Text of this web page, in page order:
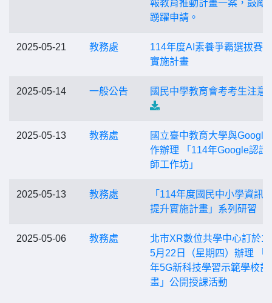
報教育推動計畫一案，鼓勵
踴躍申請。
2025-05-21 教務處
114年度AI素養爭霸選拔賽
實施計畫
2025-05-14 一般公告 國民中學教育會考考生注意
2025-05-13 教務處
國立臺中教育大學與Google
作辦理 「114年Google認證
師工作坊」
2025-05-13 教務處
「114年度國民中小學資訊
提升實施計畫」系列研習
2025-05-06 教務處
北市XR數位共學中心訂於
5月22日（星期四）辦理 「
年5G新科技學習示範學校計
畫」公開授課活動